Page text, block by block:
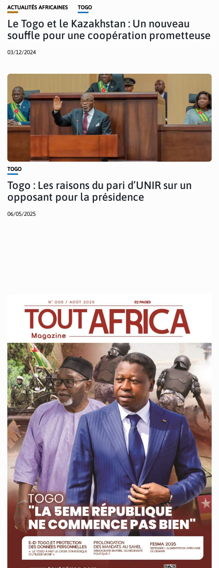
ACTUALITÉS AFRICAINES TOGO
Le Togo et le Kazakhstan : Un nouveau
souffle pour une coopération prometteuse
03/12/2024
TOGO
Togo : Les raisons du pari d’UNIR sur un
opposant pour la présidence
06/05/2025